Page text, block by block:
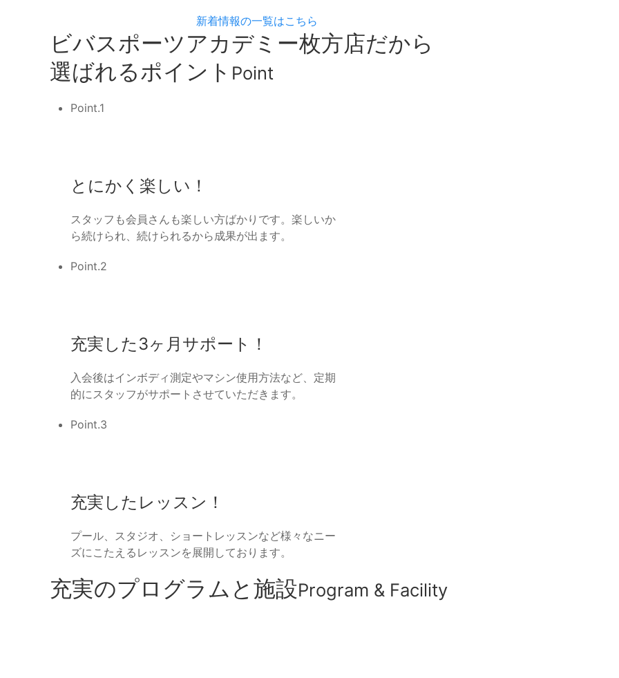
新着情報の一覧はこちら
ビバスポーツアカデミー枚方店だから
選ばれるポイント Point
Point.1
とにかく楽しい！
スタッフも会員さんも楽しい方ばかりです。楽しいか
ら続けられ、続けられるから成果が出ます。
Point.2
充実した3ヶ月サポート！
入会後はインボディ測定やマシン使用方法など、定期
的にスタッフがサポートさせていただきます。
Point.3
充実したレッスン！
プール、スタジオ、ショートレッスンなど様々なニー
ズにこたえるレッスンを展開しております。
充実のプログラムと施設Program & Facility